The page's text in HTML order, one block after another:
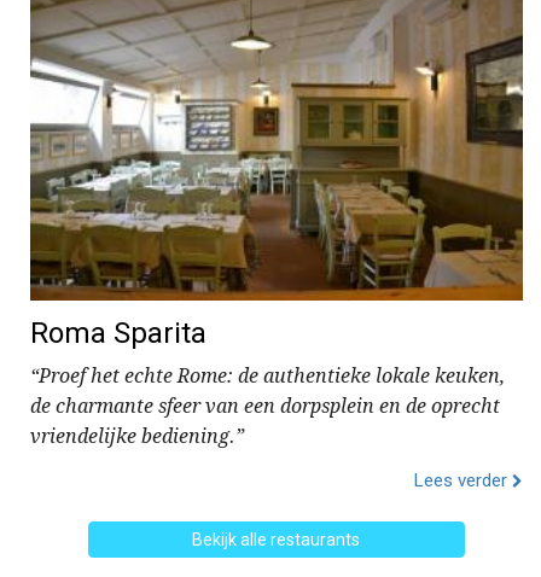
Roma Sparita
“Proef het echte Rome: de authentieke lokale keuken,
de charmante sfeer van een dorpsplein en de oprecht
vriendelijke bediening.”
Lees verder
Bekijk alle restaurants